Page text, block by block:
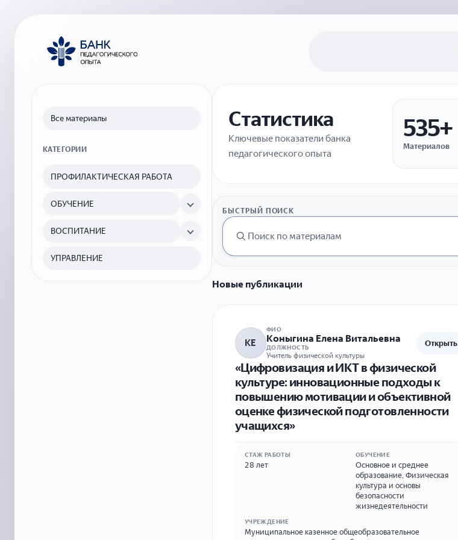
Все материалы
КАТЕГОРИИ
ПРОФИЛАКТИЧЕСКАЯ РАБОТА
ОБУЧЕНИЕ
ВОСПИТАНИЕ
УПРАВЛЕНИЕ
Статистика
Ключевые показатели банка
педагогического опыта
535+
Материалов
БЫСТРЫЙ ПОИСК
Новые публикации
КЕ
ФИО
Коныгина Елена Витальевна
ДОЛЖНОСТЬ
Учитель физической культуры
Открыть
«Цифровизация и ИКТ в физической
культуре: инновационные подходы к
повышению мотивации и объективной
оценке физической подготовленности
учащихся»
СТАЖ РАБОТЫ
28 лет
ОБУЧЕНИЕ
Основное и среднее
образование Физическая
культура и основы
безопасности
жизнедеятельности
УЧРЕЖДЕНИЕ
Муниципальное казенное общеобразовательное